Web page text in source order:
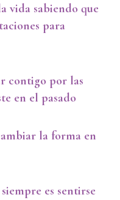
vida sabiendo que
para
contigo por las
en el pasado
la forma en
es sentirse